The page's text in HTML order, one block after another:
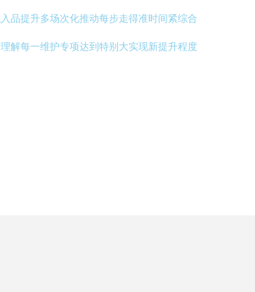
品提升多场次化推动每步走得准时间紧综合
解每一维护专项达到特别大实现新提升程度